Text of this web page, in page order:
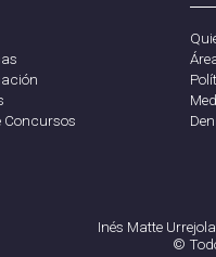
Concursos
Inés Matte
©